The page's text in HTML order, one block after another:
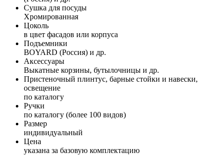
Сушка для посуды
Хромированная
Цоколь
в цвет фасадов или корпуса
Подъемники
BOYARD (Россия) и др.
Аксессуары
Выкатные корзины, бутылочницы и др.
Пристеночный плинтус, барные стойки и навески,
освещение
по каталогу
Ручки
по каталогу (более 100 видов)
Размер
индивидуальный
Цена
указана за базовую комплектацию